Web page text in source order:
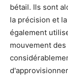
bétail. Ils sont
la précision et
également
mouvement